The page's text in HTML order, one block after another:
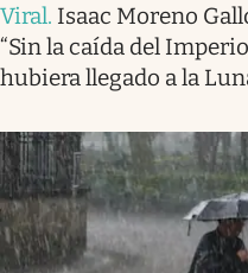
Viral. Isaac Moreno
“Sin la caída del
hubiera llegado a la